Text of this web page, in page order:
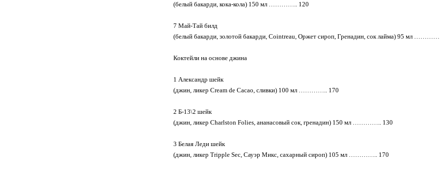
(белый бакарди, кока-кола) 150 мл ………….. 120
7 Май-Тай билд
(белый бакарди, золотой бакарди, Cointreau, Оржет сироп, Гренадин, сок лайма) 95 мл
Коктейли на основе джина
1 Александр шейк
(джин, ликер Cream de Cacao, сливки) 100 мл ………….. 170
2 Б-13\2 шейк
(джин, ликер Charlston Folies, ананасовый сок, гренадин) 150 мл ………….. 130
3 Белая Леди шейк
(джин, ликер Tripple Sec, Сауэр Микс, сахарный сироп) 105 мл ………….. 170